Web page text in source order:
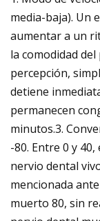
media-baja). Un
aumentar a un
la comodidad
percepción,
detiene
permanecen
minutos.3.
-80. Entre 0 y
nervio dental
mencionada
muerto 80, sin